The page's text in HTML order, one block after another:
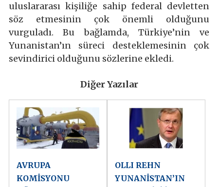
uluslararası kişiliğe sahip federal devletten
söz etmesinin çok önemli olduğunu
vurguladı. Bu bağlamda, Türkiye’nin ve
Yunanistan’ın süreci desteklemesinin çok
sevindirici olduğunu sözlerine ekledi.
Diğer Yazılar
AVRUPA
KOMİSYONU
OLLI REHN
YUNANİSTAN’IN